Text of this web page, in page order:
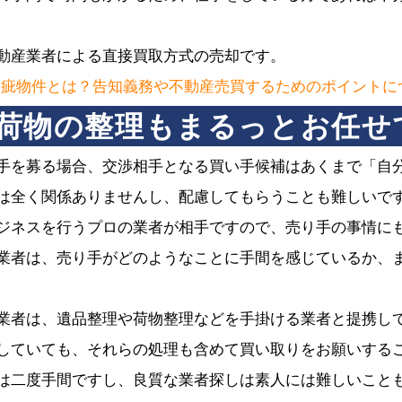
業者による直接買取方式の売却です。
物件とは？告知義務や不動産売買するためのポイント
物の整理もまるっとお任
を募る場合、交渉相手となる買い手候補はあくまで「自
全く関係ありませんし、配慮してもらうことも難しいで
ネスを行うプロの業者が相手ですので、売り手の事情に
者は、売り手がどのようなことに手間を感じているか、
者は、遺品整理や荷物整理などを手掛ける業者と提携し
ていても、それらの処理も含めて買い取りをお願いする
二度手間ですし、良質な業者探しは素人には難しいこと